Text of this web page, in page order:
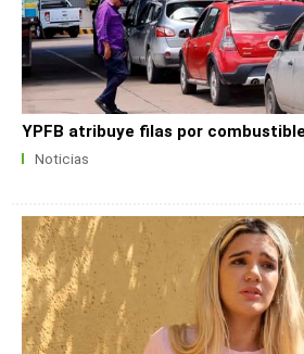
YPFB atribuye filas por
Noticias